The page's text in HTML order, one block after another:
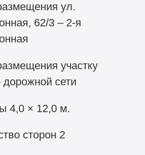
ул.
62/3 – 2-я
участку
дорожной сети
4,0 × 12,0 м.
сторон 2